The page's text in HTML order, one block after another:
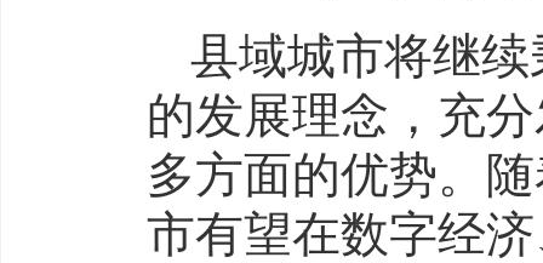
县域城市将继
的发展理念，充
多方面的优势。
市有望在数字经